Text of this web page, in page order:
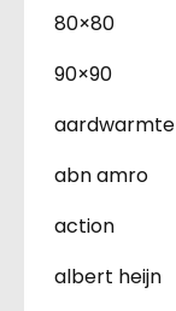
80×80
90×90
aardwarmte
abn amro
action
albert heijn